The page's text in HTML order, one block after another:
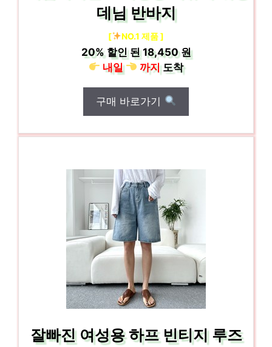
데님 반바지
[ NO.1 제품 ]
20%할인 된18,450 원
내일
까지도착
구매 바로가기
잘빠진 여성용 하프 빈티지 루즈